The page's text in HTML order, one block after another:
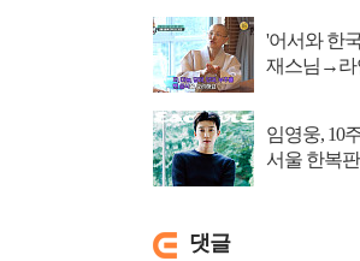
'어서와 한
재스님→라
임영웅, 10
서울 한복
댓글